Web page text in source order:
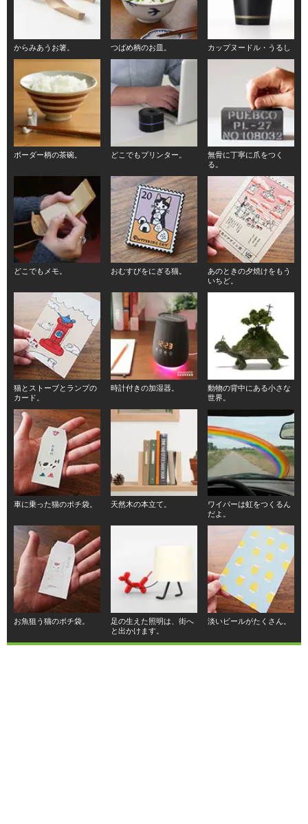
からみあうお箸。 つばめ柄のお皿。 カップヌードル・うるし
ボーダー柄の茶碗。 どこでもプリンター。
無骨に丁寧に爪をつく
る。
どこでもメモ。 おむすびをにぎる猫。
あのときの夕焼けをもう
いちど。
猫とストーブとランプの
カード。
時計付きの加湿器。
動物の背中にある小さな
世界。
車に乗った猫のポチ袋。 天然木の本立て。
ワイパーは虹をつくるん
だよ。
お魚狙う猫のポチ袋。
足の生えた照明は、街へ
と出かけます。
淡いビールがたくさん。